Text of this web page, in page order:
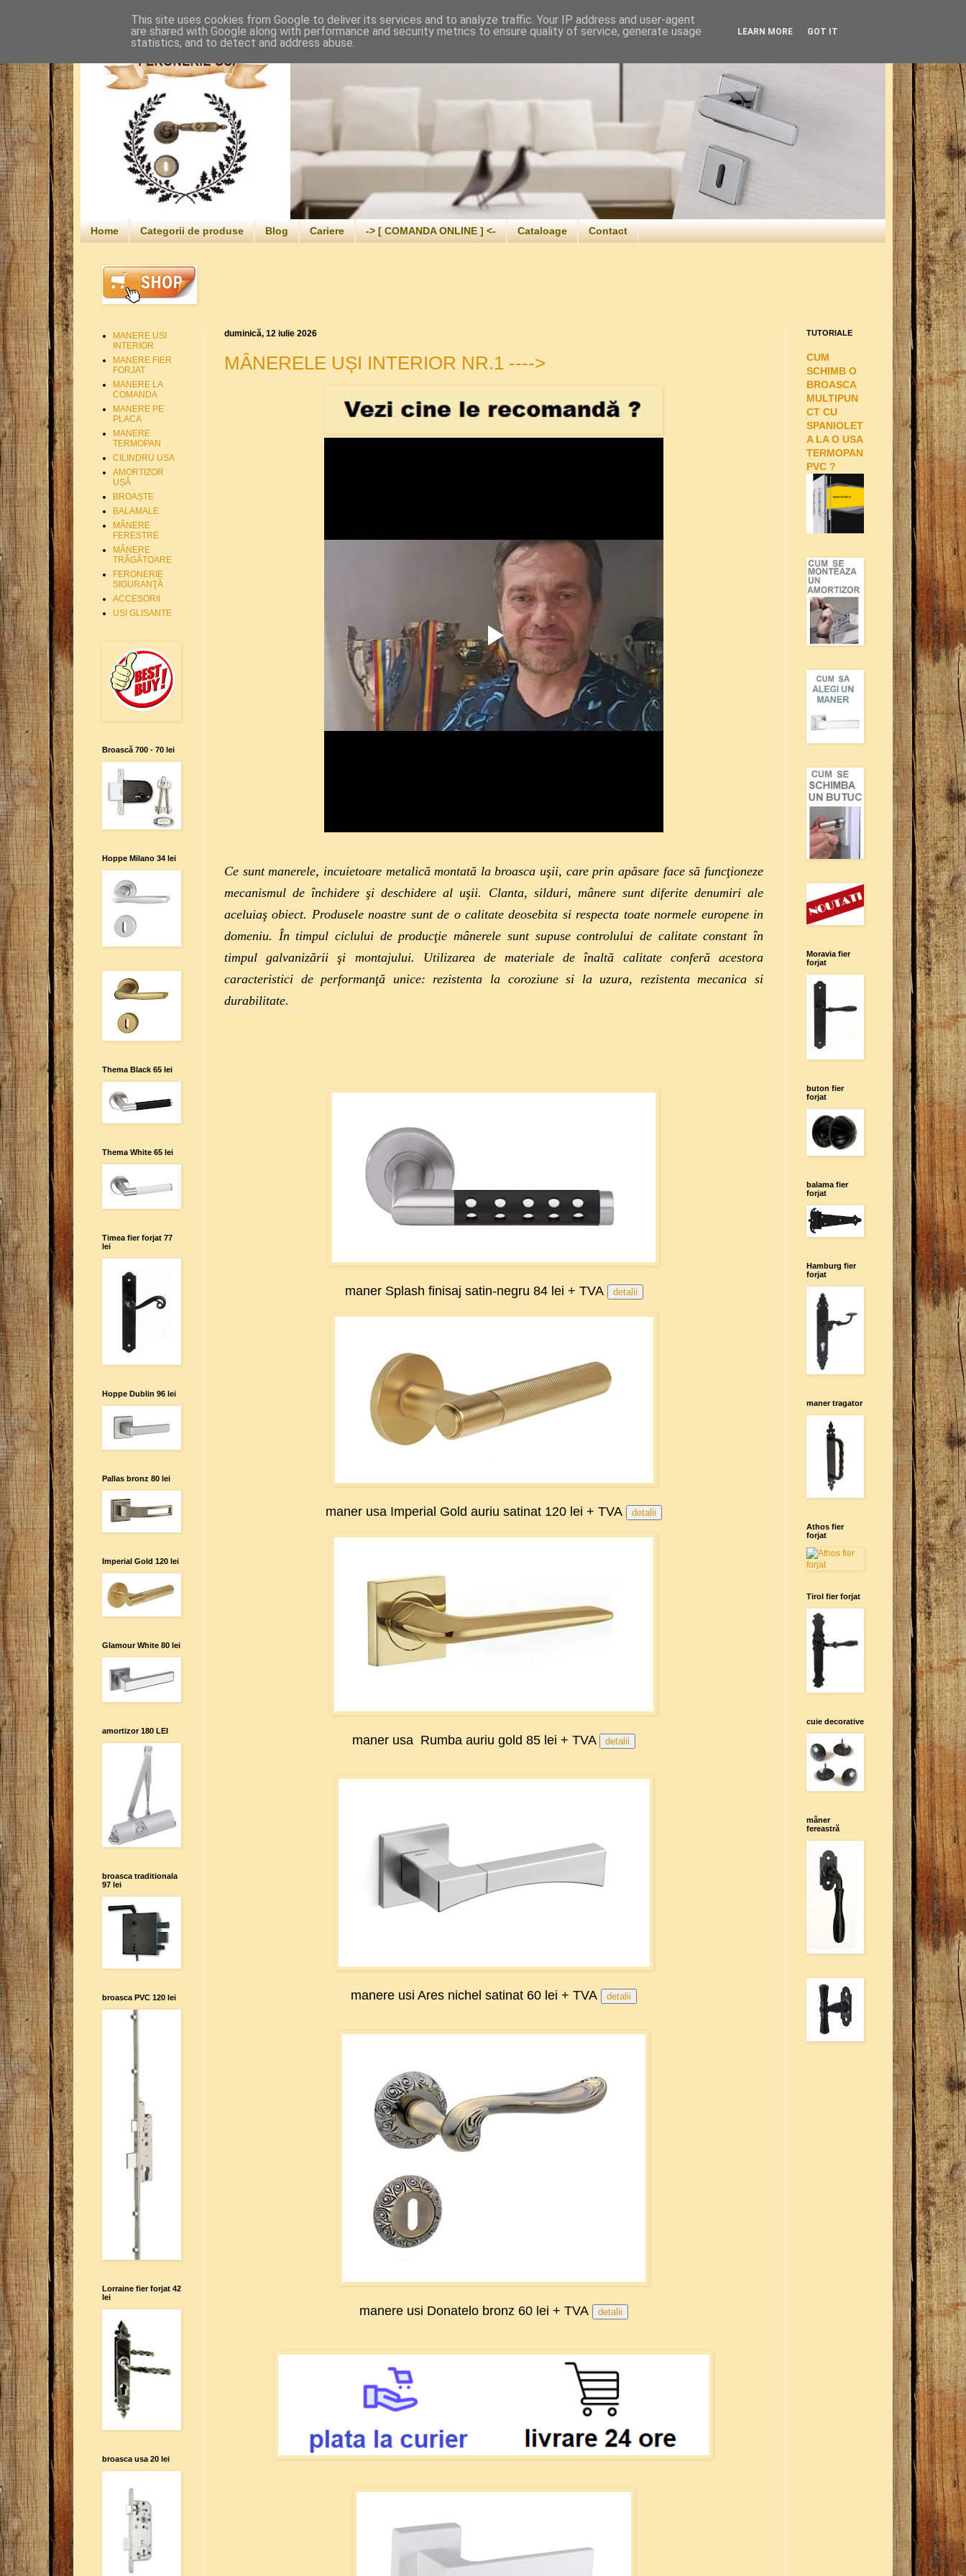
Home Categorii de produse Blog Cariere -> [ COMANDA ONLINE ] <- Cataloage Contact
duminică, 12 iulie 2026
MÂNERELE UȘI INTERIOR NR.1 ---->
Ce sunt manerele, incuietoare metalică montată la broasca uşii, care prin apăsare face să funcţioneze
mecanismul de închidere şi deschidere al uşii. Clanta, silduri, mânere sunt diferite denumiri ale
aceluiaş obiect. Produsele noastre sunt de o calitate deosebita si respecta toate normele europene in
domeniu. În timpul ciclului de producţie mânerele sunt supuse controlului de calitate constant în
timpul galvanizării şi montajului. Utilizarea de materiale de înaltă calitate conferă acestora
caracteristici de performanţă unice: rezistenta la coroziune si la uzura, rezistenta mecanica si
durabilitate.
manere usi interior
maner Splash finisaj satin-negru 84 lei + TVA detalii
maner usa Imperial Gold auriu satinat 120 lei + TVA detalii
maner usa Rumba auriu gold 85 lei + TVA detalii
manere usi Ares nichel satinat 60 lei + TVA detalii
manere usi Donatelo bronz 60 lei + TVA detalii
MANERE USI
INTERIOR
MANERE FIER
FORJAT
MANERE LA
COMANDA
MANERE PE
PLACA
MANERE
TERMOPAN
CILINDRU USA
AMORTIZOR
UȘĂ
BROAȘTE
BALAMALE
MÂNERE
FERESTRE
MÂNERE
TRĂGĂTOARE
FERONERIE
SIGURANŢĂ
ACCESORII
USI GLISANTE
Broască 700 - 70 lei
Hoppe Milano 34 lei
Thema Black 65 lei
Thema White 65 lei
Timea fier forjat 77
lei
Hoppe Dublin 96 lei
Pallas bronz 80 lei
Imperial Gold 120 lei
Glamour White 80 lei
amortizor 180 LEI
broasca traditionala
97 lei
broasca PVC 120 lei
Lorraine fier forjat 42
lei
broasca usa 20 lei
TUTORIALE
CUM
SCHIMB O
BROASCA
MULTIPUN
CT CU
SPANIOLET
A LA O USA
TERMOPAN
PVC ?
Moravia fier
forjat
buton fier
forjat
balama fier
forjat
Hamburg fier
forjat
maner tragator
Athos fier
forjat
Tirol fier forjat
cuie decorative
mâner
fereastră
This site uses cookies from Google to deliver its services and to analyze traffic. Your IP address and user-agent
are shared with Google along with performance and security metrics to ensure quality of service, generate usage
statistics, and to detect and address abuse.
LEARN MORE GOT IT